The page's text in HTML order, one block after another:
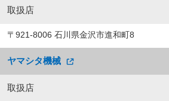
取扱店
〒921-8006 石川県金沢市進和町8
ヤマシタ機械
取扱店